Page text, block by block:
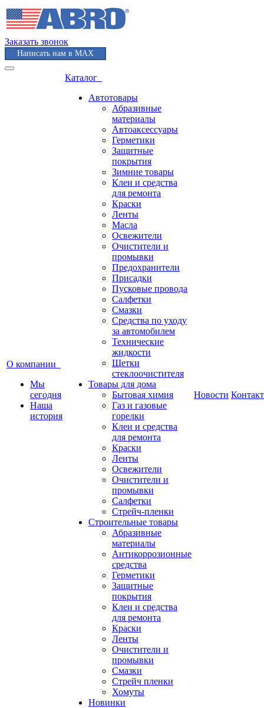
Заказать звонок
Написать нам в MAX
О компании
Мы
сегодня
Наша
история
Каталог
Автотовары
Абразивные
материалы
Автоаксессуары
Герметики
Защитные
покрытия
Зимние товары
Клеи и средства
для ремонта
Краски
Ленты
Масла
Освежители
Очистители и
промывки
Предохранители
Присадки
Пусковые провода
Салфетки
Смазки
Средства по уходу
за автомобилем
Технические
жидкости
Щетки
стеклоочистителя
Товары для дома
Бытовая химия
Газ и газовые
горелки
Клеи и средства
для ремонта
Краски
Ленты
Освежители
Очистители и
промывки
Салфетки
Стрейч-пленки
Строительные товары
Абразивные
материалы
Антикоррозионные
средства
Герметики
Защитные
покрытия
Клеи и средства
для ремонта
Краски
Ленты
Очистители и
промывки
Смазки
Стрейч пленки
Хомуты
Новинки
Новости